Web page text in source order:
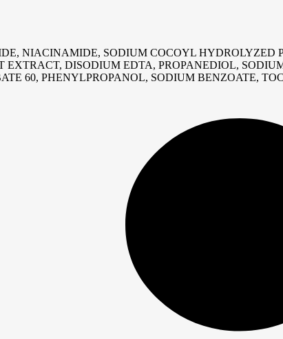
NIACINAMIDE, SODIUM COCOYL HYDROLYZED
DISODIUM EDTA, PROPANEDIOL,
60, PHENYLPROPANOL, SODIUM BENZOATE,